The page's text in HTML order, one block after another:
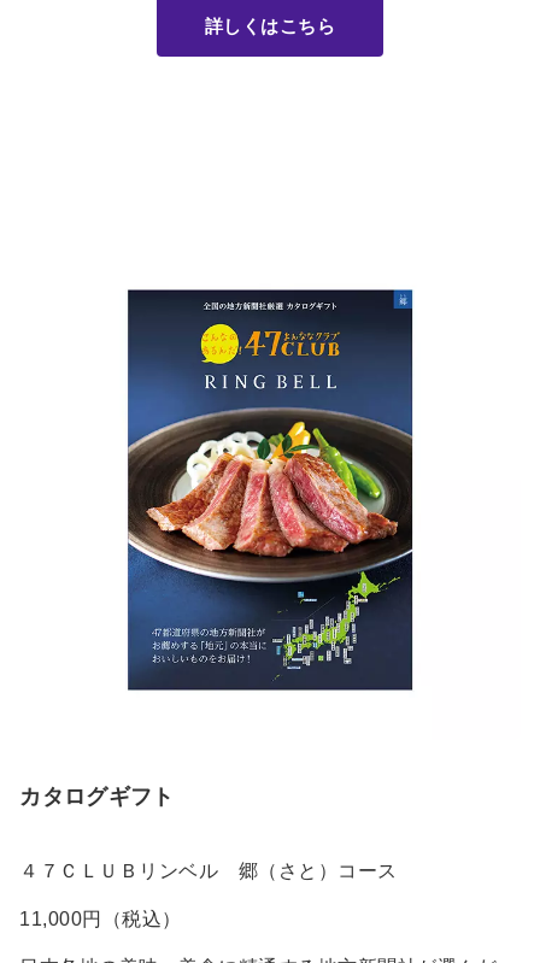
詳しくはこちら
カタログギフト
４７ＣＬＵＢリンベル 郷（さと）コース
11,000円（税込）